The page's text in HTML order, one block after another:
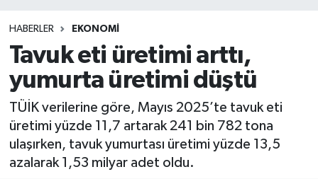
HABERLER EKONOMI
Tavuk eti üretimi arttı,
yumurta üretimi düştü
TÜİK verilerine göre, Mayıs 2025’te tavuk eti
üretimi yüzde 11,7 artarak 241 bin 782 tona
ulaşırken, tavuk yumurtası üretimi yüzde 13,5
azalarak 1,53 milyar adet oldu.